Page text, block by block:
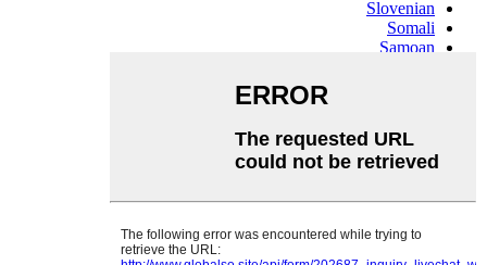
Slovenian
Somali
Samoan
Swahili
Tajik
Telugu
Ukrainian